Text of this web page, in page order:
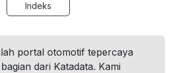
Indeks
portal otomotif tepercaya
dari Katadata. Kami